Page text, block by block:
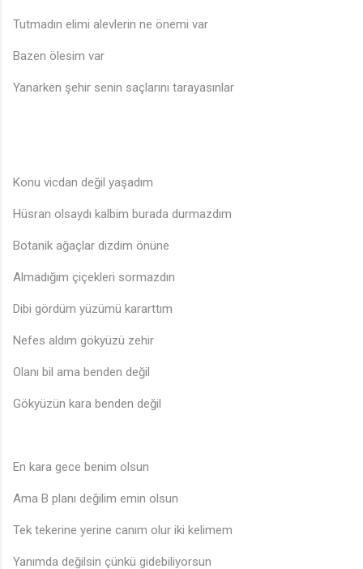
Tutmadın elimi alevlerin ne önemi var
Bazen ölesim var
Yanarken şehir senin saçlarını tarayasınlar
Konu vicdan değil yaşadım
Hüsran olsaydı kalbim burada durmazdım
Botanik ağaçlar dizdim önüne
Almadığım çiçekleri sormazdın
Dibi gördüm yüzümü kararttım
Nefes aldım gökyüzü zehir
Olanı bil ama benden değil
Gökyüzün kara benden değil
En kara gece benim olsun
Ama B planı değilim emin olsun
Tek tekerine yerine canım olur iki kelimem
Yanımda değilsin çünkü gidebiliyorsun